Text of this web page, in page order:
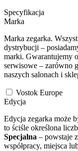
Specyfikacja
Marka
Marka zegarka.
dystrybucji –
marki. Gwarantujemy
serwisowe – zarówno
naszych salonach i
Vostok Europe
Edycja
Edycja zegarka może
to ściśle określona
Specjalna – powstaje
współpracy, miejsca